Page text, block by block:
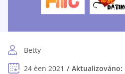
Betty
24 èen 2021
Aktualizováno: